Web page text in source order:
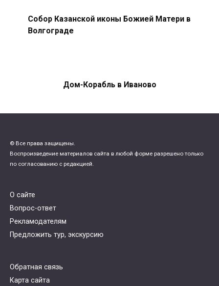
Собор Казанской иконы Божией Матери в
Волгограде
Дом-Корабль в Иваново
© Все права защищены.
Воспроизведение материалов сайта в любой форме разрешено только
по согласованию с редакцией.
О сайте
Вопрос-ответ
Рекламодателям
Предложить тур, экскурсию
Обратная связь
Карта сайта